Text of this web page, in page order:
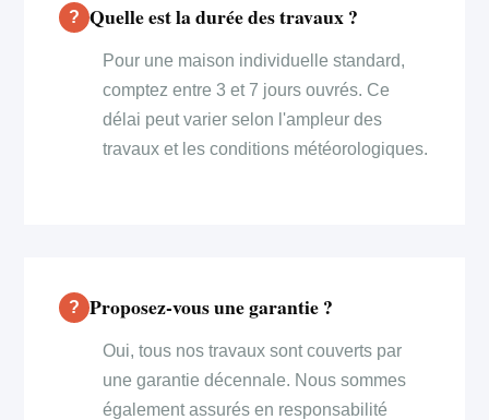
Quelle est la durée des travaux ?
Pour une maison individuelle standard,
comptez entre 3 et 7 jours ouvrés. Ce
délai peut varier selon l'ampleur des
travaux et les conditions météorologiques.
Proposez-vous une garantie ?
Oui, tous nos travaux sont couverts par
une garantie décennale. Nous sommes
également assurés en responsabilité